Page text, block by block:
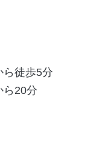
ら徒歩5分
ら20分